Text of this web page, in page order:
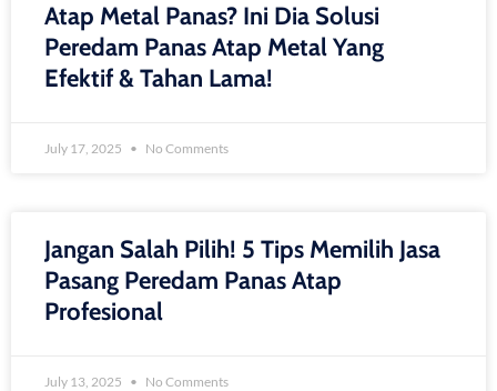
Atap Metal Panas? Ini Dia Solusi
Peredam Panas Atap Metal Yang
Efektif & Tahan Lama!
July 17, 2025 No Comments
Jangan Salah Pilih! 5 Tips Memilih Jasa
Pasang Peredam Panas Atap
Profesional
July 13, 2025 No Comments